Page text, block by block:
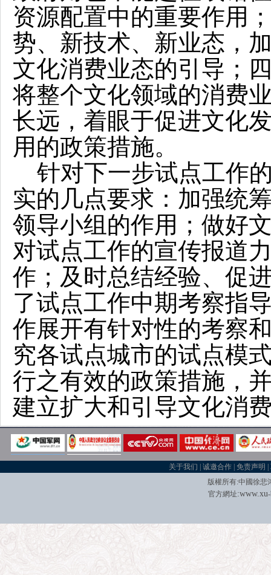
资源配置中的重要作用
势、新技术、新业态，
文化消费业态的引导；
将整个文化领域的消费
长远，着眼于促进文化
用的政策措施。
针对下一步试点工作
实的几点要求：加强统
领导小组的作用；做好
对试点工作的宣传报道
作；及时总结经验、促
了试点工作中期考察指
作展开有针对性的考察
究各试点城市的试点模
行之有效的政策措施，
建立扩大和引导文化消
关于我们 |诚邀合作 |免责声明 |
版權所有:中國徐悲
官方網址:www.xu